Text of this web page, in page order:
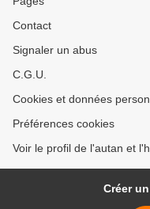
Contact
Signaler un abus
C.G.U.
Cookies et données
Préférences cookies
Voir le profil de l'autan et
Créer